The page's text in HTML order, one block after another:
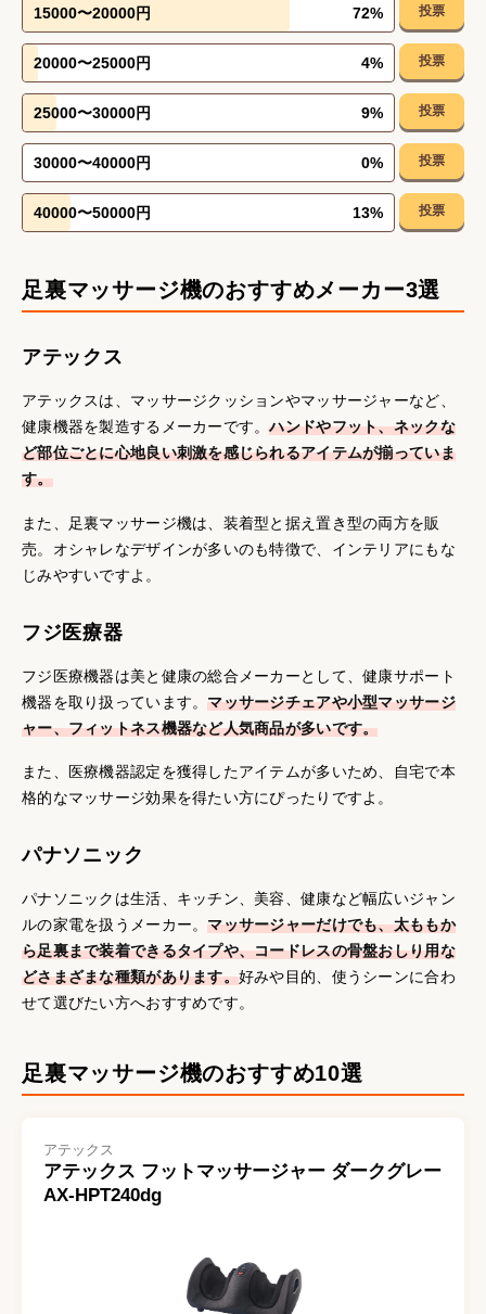
15000〜20000円 72% 投票
20000〜25000円 4% 投票
25000〜30000円 9% 投票
30000〜40000円 0% 投票
40000〜50000円 13% 投票
足裏マッサージ機のおすすめメーカー3選
アテックス
アテックスは、マッサージクッションやマッサージャーなど、
健康機器を製造するメーカーです。ハンドやフット、ネックな
ど部位ごとに心地良い刺激を感じられるアイテムが揃っていま
す。
また、足裏マッサージ機は、装着型と据え置き型の両方を販
売。オシャレなデザインが多いのも特徴で、インテリアにもな
じみやすいですよ。
フジ医療器
フジ医療機器は美と健康の総合メーカーとして、健康サポート
機器を取り扱っています。マッサージチェアや小型マッサージ
ャー、フィットネス機器など人気商品が多いです。
また、医療機器認定を獲得したアイテムが多いため、自宅で本
格的なマッサージ効果を得たい方にぴったりですよ。
パナソニック
パナソニックは生活、キッチン、美容、健康など幅広いジャン
ルの家電を扱うメーカー。マッサージャーだけでも、太ももか
ら足裏まで装着できるタイプや、コードレスの骨盤おしり用な
どさまざまな種類があります。好みや目的、使うシーンに合わ
せて選びたい方へおすすめです。
足裏マッサージ機のおすすめ10選
アテックス
アテックス フットマッサージャー ダークグレー
AX-HPT240dg